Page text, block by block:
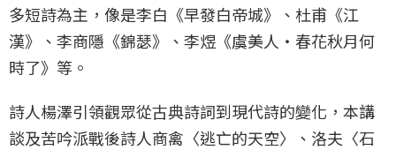
多短詩為主，像是李白《早發白帝城》、杜甫《江
漢》、李商隱《錦瑟》、李煜《虞美人・春花秋月何
時了》等。
詩人楊澤引領觀眾從古典詩詞到現代詩的變化，本講
談及苦吟派戰後詩人商禽〈逃亡的天空〉、洛夫〈石